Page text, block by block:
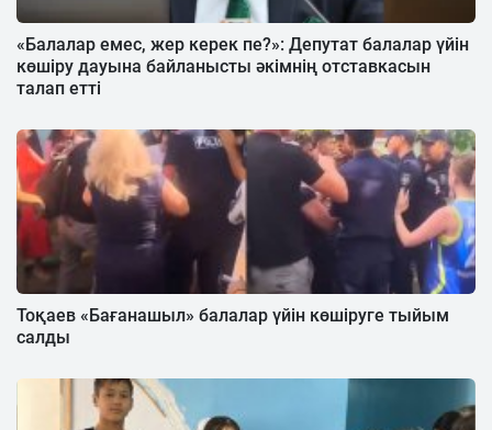
«Балалар емес, жер керек пе?»: Депутат балалар үйін
көшіру дауына байланысты әкімнің отставкасын
талап етті
Тоқаев «Бағанашыл» балалар үйін көшіруге тыйым
салды